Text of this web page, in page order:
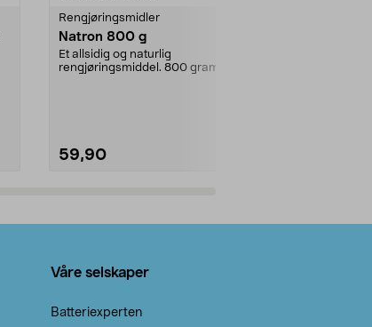
Rengjøringsmidler
Natron 800 g
Et allsidig og naturlig
rengjøringsmiddel. 800 gram
59,90
Våre selskaper
Batteriexperten